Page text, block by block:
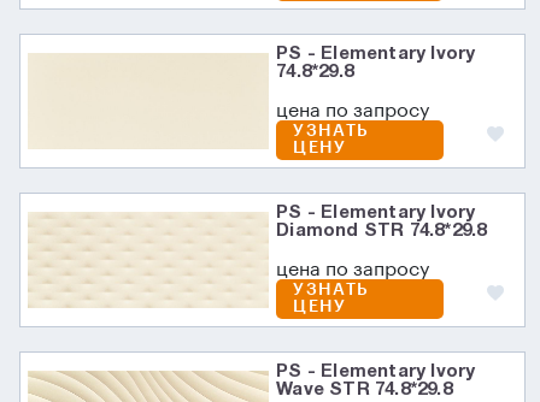
PS - Elementary Ivory
74.8*29.8
цена по запросу
УЗНАТЬ
ЦЕНУ
PS - Elementary Ivory
Diamond STR 74.8*29.8
цена по запросу
УЗНАТЬ
ЦЕНУ
PS - Elementary Ivory
Wave STR 74.8*29.8